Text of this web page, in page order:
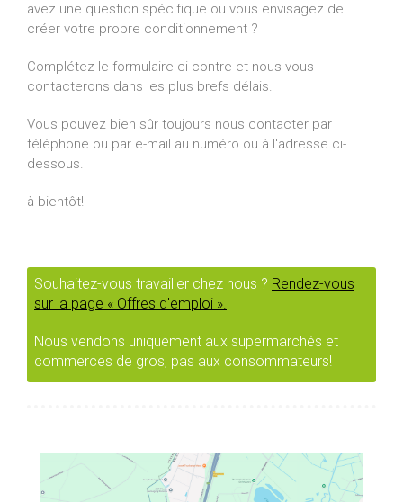
avez une question spécifique ou vous envisagez de
créer votre propre conditionnement ?
Complétez le formulaire ci-contre et nous vous
contacterons dans les plus brefs délais.
Vous pouvez bien sûr toujours nous contacter par
téléphone ou par e-mail au numéro ou à l'adresse ci-
dessous.
à bientôt!
Souhaitez-vous travailler chez nous ? Rendez-vous
sur la page « Offres d'emploi ».
Nous vendons uniquement aux supermarchés et
commerces de gros, pas aux consommateurs!